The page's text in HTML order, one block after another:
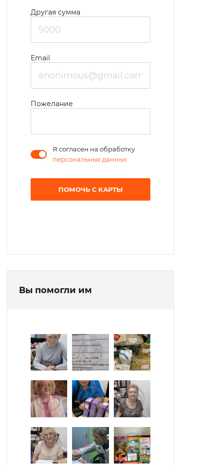
Другая сумма
Email
Пожелание
Я согласен на обработку
персональных данных
ПОМОЧЬ С КАРТЫ
Вы помогли им